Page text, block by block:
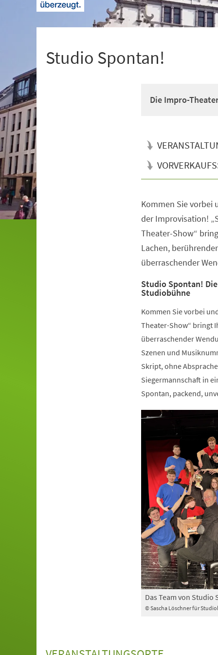
Studio Spontan!
Die Impro-
Kommen Sie vorbei
der Improvisation!
Theater-Show“
Lachen,
überraschender
Studio Spontan!
Studiobühne
Kommen Sie vorbei
Theater-Show“ bringt
überraschender
Szenen und
Skript, ohne
Siegermannschaft in
Spontan, packend,
© Sascha Löschner für
Das Team von Studio